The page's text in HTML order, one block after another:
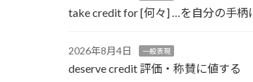
take credit for [何々] …を自分の手柄
2026年8月4日 一般表現
deserve credit 評価・称賛に値する